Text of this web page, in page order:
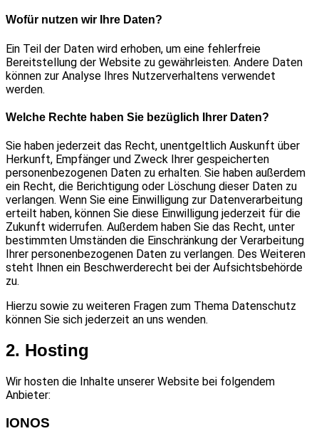
Wofür nutzen wir Ihre Daten?
Ein Teil der Daten wird erhoben, um eine fehlerfreie
Bereitstellung der Website zu gewährleisten. Andere Daten
können zur Analyse Ihres Nutzerverhaltens verwendet
werden.
Welche Rechte haben Sie bezüglich Ihrer Daten?
Sie haben jederzeit das Recht, unentgeltlich Auskunft über
Herkunft, Empfänger und Zweck Ihrer gespeicherten
personenbezogenen Daten zu erhalten. Sie haben außerdem
ein Recht, die Berichtigung oder Löschung dieser Daten zu
verlangen. Wenn Sie eine Einwilligung zur Datenverarbeitung
erteilt haben, können Sie diese Einwilligung jederzeit für die
Zukunft widerrufen. Außerdem haben Sie das Recht, unter
bestimmten Umständen die Einschränkung der Verarbeitung
Ihrer personenbezogenen Daten zu verlangen. Des Weiteren
steht Ihnen ein Beschwerderecht bei der Aufsichtsbehörde
zu.
Hierzu sowie zu weiteren Fragen zum Thema Datenschutz
können Sie sich jederzeit an uns wenden.
2. Hosting
Wir hosten die Inhalte unserer Website bei folgendem
Anbieter:
IONOS